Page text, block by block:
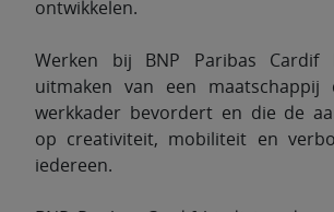
ontwikkelen.
Werken bij BNP Paribas Cardif
uitmaken van een
werkkader bevordert en die de
op creativiteit, mobiliteit en
iedereen.